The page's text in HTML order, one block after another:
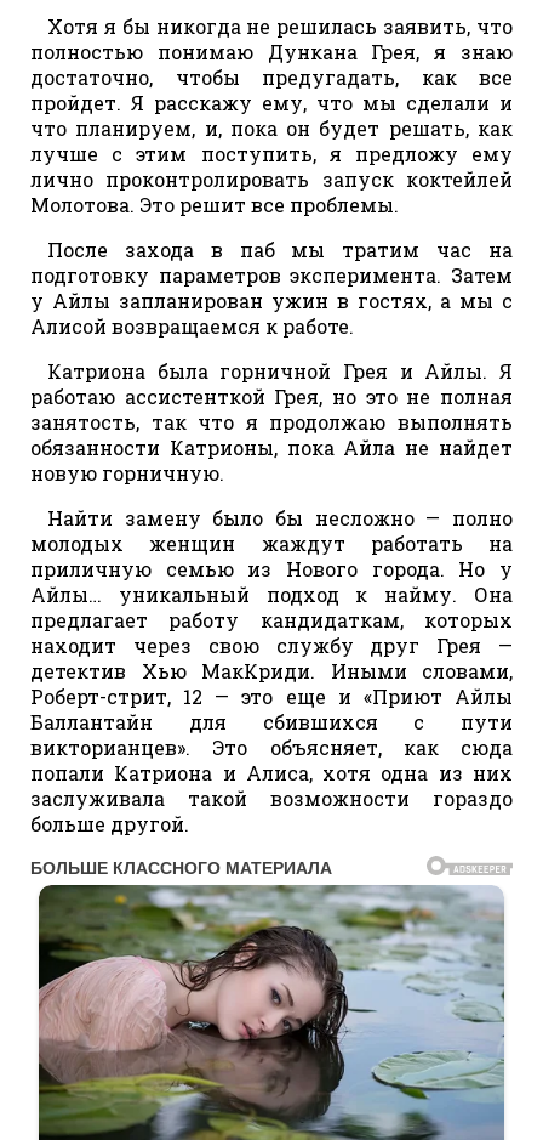
Хотя я бы никогда не решилась заявить, что
полностью понимаю Дункана Грея, я знаю
достаточно, чтобы предугадать, как все
пройдет. Я расскажу ему, что мы сделали и
что планируем, и, пока он будет решать, как
лучше с этим поступить, я предложу ему
лично проконтролировать запуск коктейлей
Молотова. Это решит все проблемы.
После захода в паб мы тратим час на
подготовку параметров эксперимента. Затем
у Айлы запланирован ужин в гостях, а мы с
Алисой возвращаемся к работе.
Катриона была горничной Грея и Айлы. Я
работаю ассистенткой Грея, но это не полная
занятость, так что я продолжаю выполнять
обязанности Катрионы, пока Айла не найдет
новую горничную.
Найти замену было бы несложно — полно
молодых женщин жаждут работать на
приличную семью из Нового города. Но у
Айлы… уникальный подход к найму. Она
предлагает работу кандидаткам, которых
находит через свою службу друг Грея —
детектив Хью МакКриди. Иными словами,
Роберт-стрит, 12 — это еще и «Приют Айлы
Баллантайн для сбившихся с пути
викторианцев». Это объясняет, как сюда
попали Катриона и Алиса, хотя одна из них
заслуживала такой возможности гораздо
больше другой.